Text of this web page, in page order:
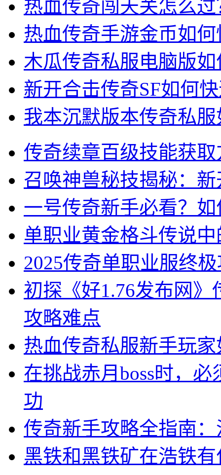
热血传奇闯天关怎么
热血传奇手游金币如
木瓜传奇私服电脑版
新开合击传奇SF如何
我本沉默版本传奇私
传奇续章百级技能获
召唤神兽秘技揭秘：
一号传奇新手必看？
单职业黄金格斗传说
2025传奇单职业服终
初探《好1.76发布网
攻略难点
热血传奇私服新手玩
在挑战赤月boss时，
功
传奇新手攻略全指南
黑铁和黑铁矿在浩铁